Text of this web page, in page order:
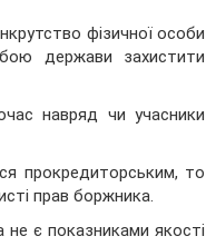
фізичної особи
держави захистити
навряд чи учасники
прокредиторським, то
прав боржника.
є показниками якості